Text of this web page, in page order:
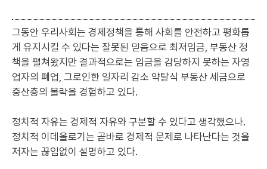
그동안 우리사회는 경제정책을 통해 사회를 안전하고 평화롭
게 유지시킬 수 있다는 잘못된 믿음으로 최저임금, 부동산 정
책을 펼쳐왔지만 결과적으로는 임금을 감당하지 못하는 자영
업자의 폐업, 그로인한 일자리 감소 약탈식 부동산 세금으로
중산층의 몰락을 경험하고 있다.
정치적 자유는 경제적 자유와 구분할 수 있다고 생각했으나.
정치적 이데올로기는 곧바로 경제적 문제로 나타난다는 것을
저자는 끊임없이 설명하고 있다.